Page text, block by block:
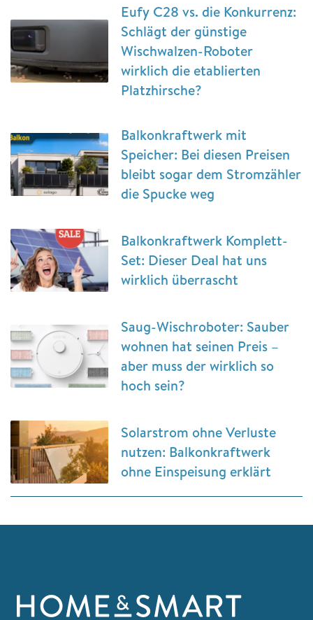
Eufy C28 vs. die Konkurrenz:
Schlägt der günstige
Wischwalzen-Roboter
wirklich die etablierten
Platzhirsche?
Balkonkraftwerk mit
Speicher: Bei diesen Preisen
bleibt sogar dem Stromzähler
die Spucke weg
Balkonkraftwerk Komplett-
Set: Dieser Deal hat uns
wirklich überrascht
Saug-Wischroboter: Sauber
wohnen hat seinen Preis –
aber muss der wirklich so
hoch sein?
Solarstrom ohne Verluste
nutzen: Balkonkraftwerk
ohne Einspeisung erklärt